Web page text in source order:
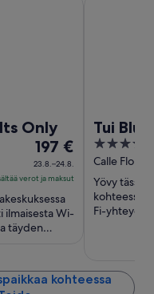
Only
Hinta
on
197 €
per
yö
ajalle
24.8.
197 €
23.8.–24.8.
verot ja maksut
ilmaisesta Wi-
täyden
Tui
Adultos
4
out
of
5
Calle Flor
Yövy tässä
kohteessa
Fi-
kohteessa